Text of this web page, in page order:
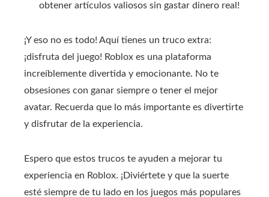
obtener artículos valiosos sin gastar dinero real!
¡Y eso no es todo! Aquí tienes un truco extra:
¡disfruta del juego! Roblox es una plataforma
increíblemente divertida y emocionante. No te
obsesiones con ganar siempre o tener el mejor
avatar. Recuerda que lo más importante es divertirte
y disfrutar de la experiencia.
Espero que estos trucos te ayuden a mejorar tu
experiencia en Roblox. ¡Diviértete y que la suerte
esté siempre de tu lado en los juegos más populares